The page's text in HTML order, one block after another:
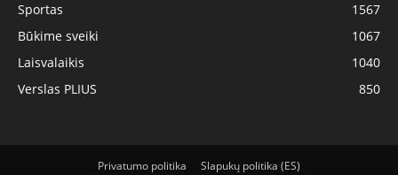
Sportas
1567
Būkime sveiki
1067
Laisvalaikis
1040
Verslas PLIUS
850
Privatumo politika Slapukų politika (ES)